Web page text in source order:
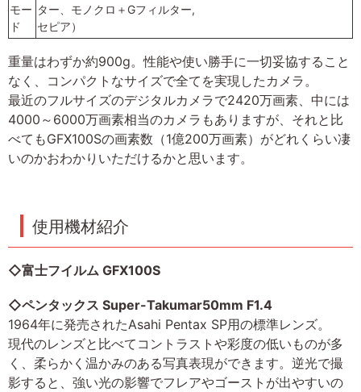
モー
ド
ター、モノクロ＋Gフィルター,
セピア）
重量はわずか約900g。性能や使い勝手に一切妥協すること
なく、コンパクトなサイズで全てを実現したカメラ。
最近のフルサイズのデジタルカメラで2420万画素、中には
4000～6000万画素相当のカメラもありますが、それと比
べてもGFX100Sの画素数（1億200万画素）がどれくらい凄
いのかおわかりいただけるかと思います。
使用機材紹介
◇富士フイルム GFX100S
◇ペンタックス Super-Takumar50mm F1.4
1964年に発売されたAsahi Pentax SP用の標準レンズ。
現代のレンズと比べてコントラストや彩度の低いものが多
く、柔らかく温かみのある写真表現ができます。逆光で撮
影すると、強い光の影響でフレアやゴーストが出やすいの